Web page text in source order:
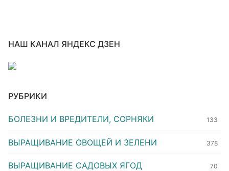
НАШ КАНАЛ ЯНДЕКС ДЗЕН
РУБРИКИ
БОЛЕЗНИ И ВРЕДИТЕЛИ, СОРНЯКИ 133
ВЫРАЩИВАНИЕ ОВОЩЕЙ И ЗЕЛЕНИ 378
ВЫРАЩИВАНИЕ САДОВЫХ ЯГОД 70